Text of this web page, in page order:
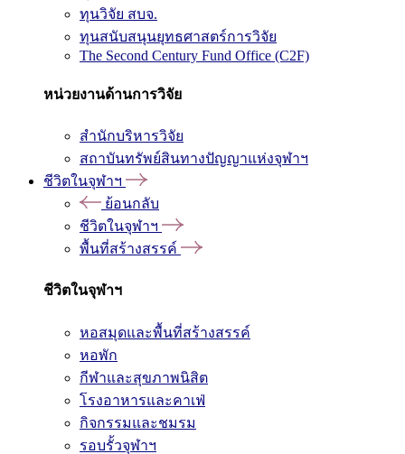
ทุนวิจัย สบจ.
ทุนสนับสนุนยุทธศาสตร์การวิจัย
The Second Century Fund Office (C2F)
หน่วยงานด้านการวิจัย
สำนักบริหารวิจัย
สถาบันทรัพย์สินทางปัญญาแห่งจุฬาฯ
ชีวิตในจุฬาฯ
ย้อนกลับ
ชีวิตในจุฬาฯ
พื้นที่สร้างสรรค์
ชีวิตในจุฬาฯ
หอสมุดและพื้นที่สร้างสรรค์
หอพัก
กีฬาและสุขภาพนิสิต
โรงอาหารและคาเฟ่
กิจกรรมและชมรม
รอบรั้วจุฬาฯ